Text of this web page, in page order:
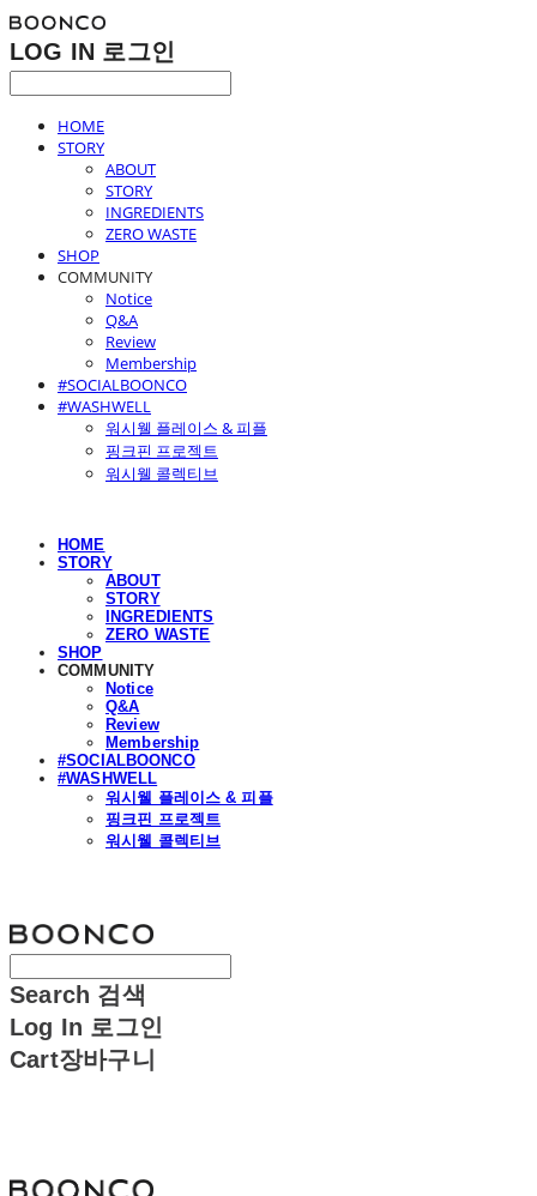
LOG IN 로그인
HOME
STORY
ABOUT
STORY
INGREDIENTS
ZERO WASTE
SHOP
COMMUNITY
Notice
Q&A
Review
Membership
#SOCIALBOONCO
#WASHWELL
워시웰 플레이스 & 피플
핑크핀 프로젝트
워시웰 콜렉티브
HOME
STORY
ABOUT
STORY
INGREDIENTS
ZERO WASTE
SHOP
COMMUNITY
Notice
Q&A
Review
Membership
#SOCIALBOONCO
#WASHWELL
워시웰 플레이스 & 피플
핑크핀 프로젝트
워시웰 콜렉티브
Search 검색
Log In 로그인
Cart장바구니